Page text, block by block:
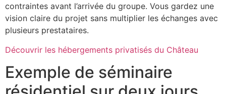
contraintes avant l’arrivée du groupe. Vous gardez une
vision claire du projet sans multiplier les échanges avec
plusieurs prestataires.
Découvrir les hébergements privatisés du Château
Exemple de séminaire